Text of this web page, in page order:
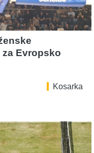
Evropsko
Kosarka